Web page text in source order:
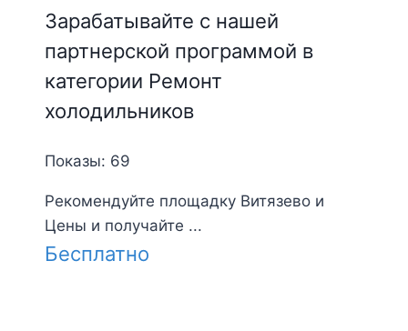
Зарабатывайте с нашей
партнерской программой в
категории Ремонт
холодильников
Показы: 69
Рекомендуйте площадку Витязево и
Цены и получайте ...
Бесплатно